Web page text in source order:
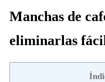
Manchas de
eliminarlas